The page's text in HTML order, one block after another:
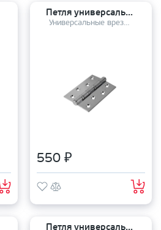
Петля универсальная Pallini PH-3 100*70*3 4BB PC хром блестящий
Универсальные врезные петли
550 ₽
Петля универсальная MORELLI MS 100*70*2,5 4BB SN